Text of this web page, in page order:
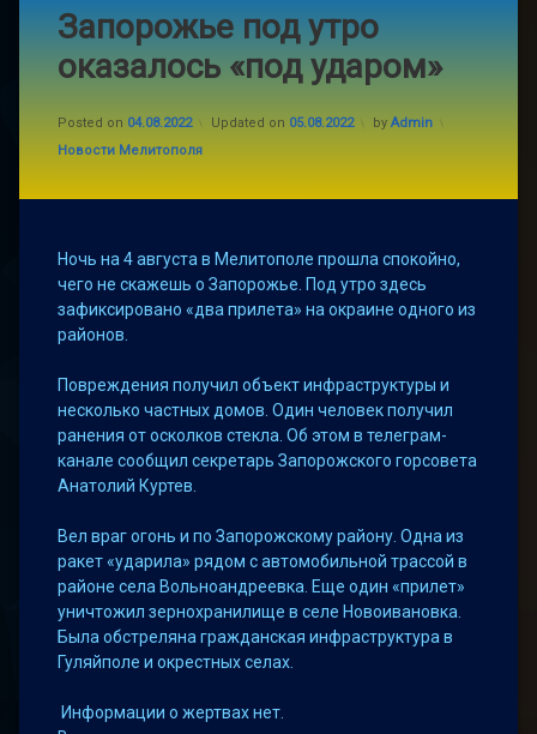
Запорожье под утро
оказалось «под ударом»
Posted on 04.08.2022 Updated on 05.08.2022 by Admin
Categories:
Новости Мелитополя
Ночь на 4 августа в Мелитополе прошла спокойно,
чего не скажешь о Запорожье. Под утро здесь
зафиксировано «два прилета» на окраине одного из
районов.
Повреждения получил объект инфраструктуры и
несколько частных домов. Один человек получил
ранения от осколков стекла. Об этом в телеграм-
канале сообщил секретарь Запорожского горсовета
Анатолий Куртев.
Вел враг огонь и по Запорожскому району. Одна из
ракет «ударила» рядом с автомобильной трассой в
районе села Вольноандреевка. Еще один «прилет»
уничтожил зернохранилище в селе Новоивановка.
Была обстреляна гражданская инфраструктура в
Гуляйполе и окрестных селах.
Информации о жертвах нет.